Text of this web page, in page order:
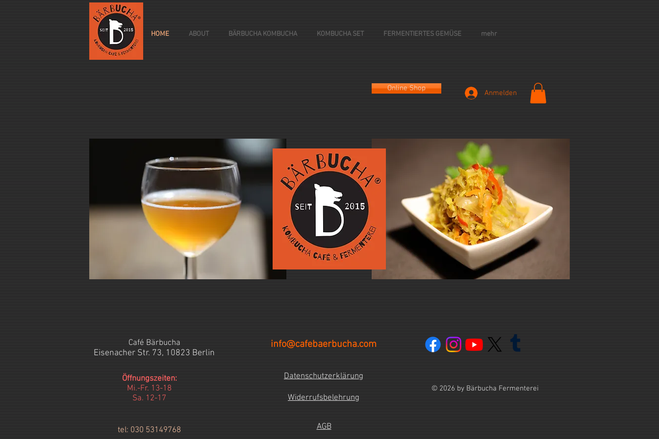
HOME ABOUT BÄRBUCHA KOMBUCHA KOMBUCHA SET FERMENTIERTES GEMÜSE mehr
Online Shop
Anmelden
Café Bärbucha
Eisenacher Str. 73, 10823 Berlin
Öffnungszeiten:
Mi.-Fr. 13-18
Sa. 12-17
tel: 030 53149768
info@cafebaerbucha.com
Datenschutzerklärung
© 2026 by Bärbucha Fermenterei
Widerrufsbelehrung
AGB